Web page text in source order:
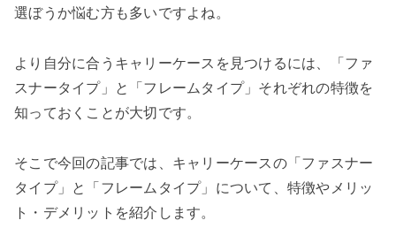
選ぼうか悩む方も多いですよね。
より自分に合うキャリーケースを見つけるには、「ファ
スナータイプ」と「フレームタイプ」それぞれの特徴を
知っておくことが大切です。
そこで今回の記事では、キャリーケースの「ファスナー
タイプ」と「フレームタイプ」について、特徴やメリッ
ト・デメリットを紹介します。